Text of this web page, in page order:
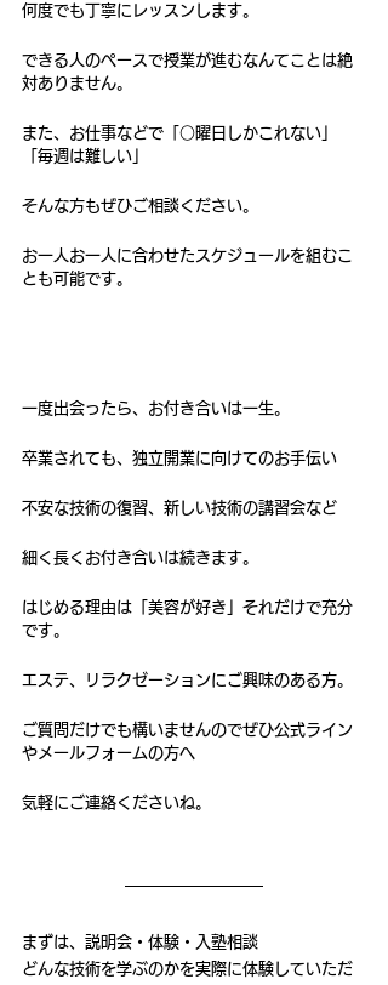
何度でも丁寧にレッスンします。
できる人のペースで授業が進むなんてことは絶
対ありません。
また、お仕事などで「○曜日しかこれない」
「毎週は難しい」
そんな方もぜひご相談ください。
お一人お一人に合わせたスケジュールを組むこ
とも可能です。
一度出会ったら、お付き合いは一生。
卒業されても、独立開業に向けてのお手伝い
不安な技術の復習、新しい技術の講習会など
細く長くお付き合いは続きます。
はじめる理由は「美容が好き」それだけで充分
です。
エステ、リラクゼーションにご興味のある方。
ご質問だけでも構いませんのでぜひ公式ライン
やメールフォームの方へ
気軽にご連絡くださいね。
まずは、説明会・体験・入塾相談
どんな技術を学ぶのかを実際に体験していただ